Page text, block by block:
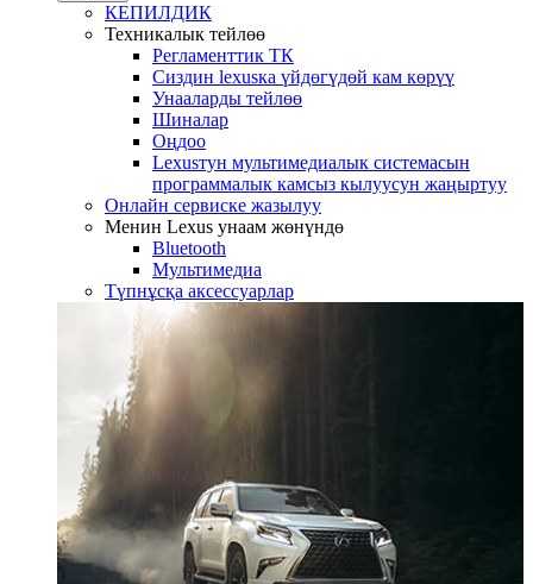
КЕПИЛДИК
Техникалык тейлөө
Регламенттик ТК
Сиздин lexusка үйдөгүдөй кам көрүү
Унааларды тейлөө
Шиналар
Оңдоо
Lexusтун мультимедиалык системасын
программалык камсыз кылуусун жаңыртуу
Онлайн сервиске жазылуу
Менин Lexus унаам жөнүндө
Bluetooth
Mультимедиа
Түпнұсқа аксессуарлар